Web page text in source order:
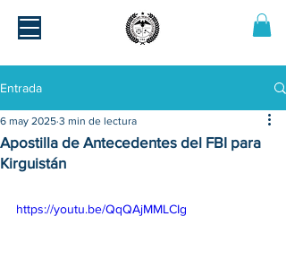
Entrada
Apostilla de Antecedentes del FBI para
Kirguistán
6 may 2025 3 min de lectura
https://youtu.be/QqQAjMMLCIg